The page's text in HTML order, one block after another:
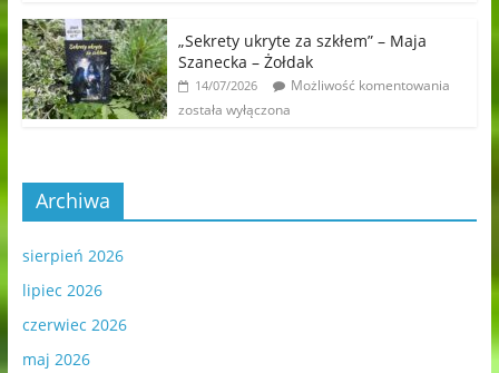
„Sekrety ukryte za szkłem” – Maja
Szanecka – Żołdak
14/07/2026
Możliwość komentowania
została wyłączona
Archiwa
sierpień 2026
lipiec 2026
czerwiec 2026
maj 2026